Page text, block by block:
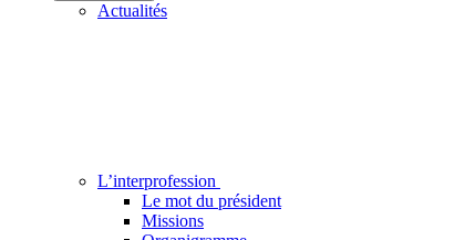
Actualités
L’interprofession
Le mot du président
Missions